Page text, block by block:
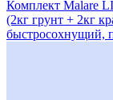
Комплект Malare
(2кг грунт + 2кг
быстросохнущий,